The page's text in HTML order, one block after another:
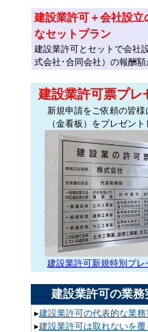
建設業許可＋会社設立
なセットプラン
建設業許可とセットで会社
式会社･合同会社）の報酬
建設業許可票プレ
新規申請をご依頼の皆様
（金看板）をプレゼント
建設業許可新規特別プレ
建設業許可の業務
▸建設業許可の代表的な業務
▸建設業許可は取れないを覆